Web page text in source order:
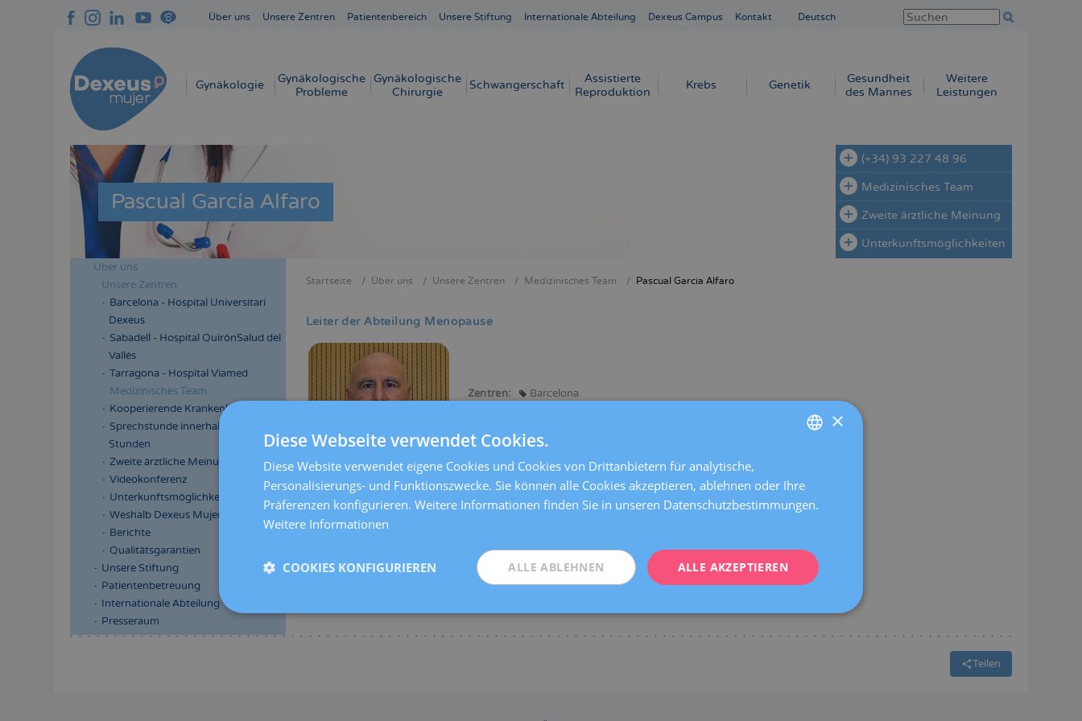
Über uns Unsere Zentren Patientenbereich Unsere Stiftung Internationale Abteilung Dexeus Campus Kontakt Deutsch
Navegación
Gynäkologie
Gynäkologische
Probleme
Gynäkologische
Chirurgie
Schwangerschaft
Assistierte
Reproduktion
Krebs Genetik
Gesundheit
des Mannes
Weitere
Leistungen
Pascual García Alfaro
(+34) 93 227 48 96
Medizinisches Team
Zweite ärztliche Meinung
Unterkunftsmöglichkeiten
Menú
lateral
cabecera
Über uns
Unsere Zentren
Barcelona - Hospital Universitari
Dexeus
Sabadell - Hospital QuirónSalud del
Vallés
Tarragona - Hospital Viamed
Medizinisches Team
Kooperierende Krankenkassen
Sprechstunde innerhalb 24
Stunden
Zweite ärztliche Meinung
Videokonferenz
Unterkunftsmöglichkeiten
Weshalb Dexeus Mujer
Berichte
Qualitätsgarantien
Unsere Stiftung
Patientenbetreuung
Internationale Abteilung
Presseraum
Startseite Über uns Unsere Zentren Medizinisches Team Pascual García Alfaro
Leiter der Abteilung Menopause
Zentren: Barcelona
Spezialitäten:
Teilen
CATALÀ
DEUTSCH
×
Diese Webseite verwendet Cookies.
Diese Website verwendet eigene Cookies und Cookies von Drittanbietern für analytische,
Personalisierungs- und Funktionszwecke. Sie können alle Cookies akzeptieren, ablehnen oder Ihre
Präferenzen konfigurieren. Weitere Informationen finden Sie in unseren Datenschutzbestimmungen.
Weitere Informationen
ALLE AKZEPTIEREN
ALLE ABLEHNEN
COOKIES KONFIGURIEREN